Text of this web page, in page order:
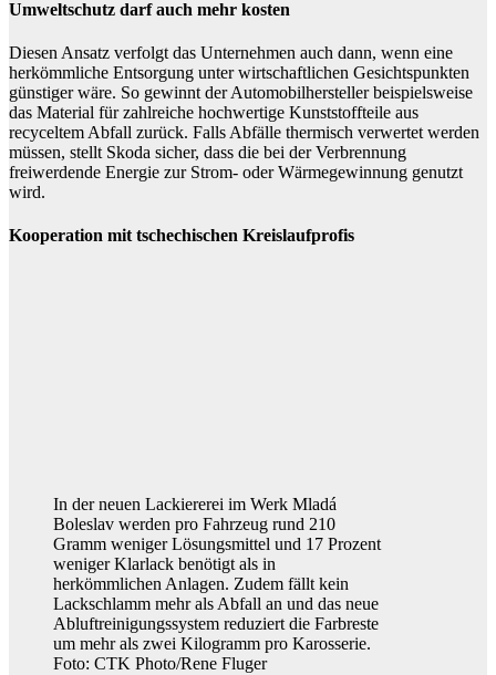
Umweltschutz darf auch mehr kosten
Diesen Ansatz verfolgt das Unternehmen auch dann, wenn eine
herkömmliche Entsorgung unter wirtschaftlichen Gesichtspunkten
günstiger wäre. So gewinnt der Automobilhersteller beispielsweise
das Material für zahlreiche hochwertige Kunststoffteile aus
recyceltem Abfall zurück. Falls Abfälle thermisch verwertet werden
müssen, stellt Skoda sicher, dass die bei der Verbrennung
freiwerdende Energie zur Strom- oder Wärmegewinnung genutzt
wird.
Kooperation mit tschechischen Kreislaufprofis
In der neuen Lackiererei im Werk Mladá
Boleslav werden pro Fahrzeug rund 210
Gramm weniger Lösungsmittel und 17 Prozent
weniger Klarlack benötigt als in
herkömmlichen Anlagen. Zudem fällt kein
Lackschlamm mehr als Abfall an und das neue
Abluftreinigungssystem reduziert die Farbreste
um mehr als zwei Kilogramm pro Karosserie.
Foto: CTK Photo/Rene Fluger